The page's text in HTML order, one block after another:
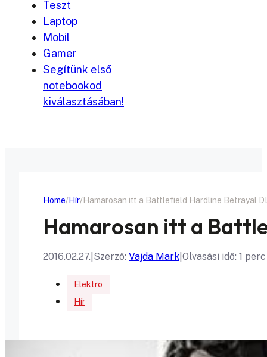
Teszt
Laptop
Mobil
Gamer
Segítünk első
notebookod
kiválasztásában!
Home Hír Hamarosan itt a Battlefield Hardline Betrayal
Hamarosan itt a
2016.02.27. Szerző: Vajda Mark Olvasási idő: 1 perc
Elektro
Hír